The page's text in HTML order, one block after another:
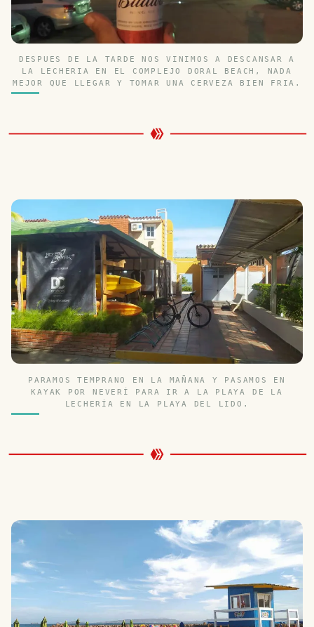
DESPUES DE LA TARDE NOS VINIMOS A DESCANSAR A
LA LECHERIA EN EL COMPLEJO DORAL BEACH, NADA
MEJOR QUE LLEGAR Y TOMAR UNA CERVEZA BIEN FRIA.
PARAMOS TEMPRANO EN LA MAÑANA Y PASAMOS EN
KAYAK POR NEVERÍ PARA IR A LA PLAYA DE LA
LECHERÍA EN LA PLAYA DEL LIDO.